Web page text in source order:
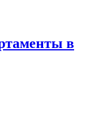
в